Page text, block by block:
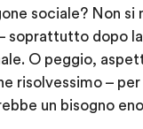
sociale? Non
soprattutto dopo
O peggio,
risolvessimo –
un bisogno